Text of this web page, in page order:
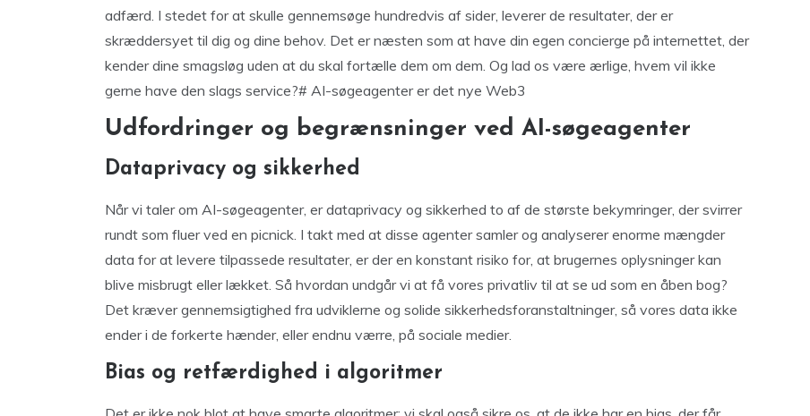
adfærd. I stedet for at skulle gennemsøge hundredvis af sider, leverer de resultater, der er
skræddersyet til dig og dine behov. Det er næsten som at have din egen concierge på internettet, der
kender dine smagsløg uden at du skal fortælle dem om dem. Og lad os være ærlige, hvem vil ikke
gerne have den slags service?# AI-søgeagenter er det nye Web3
Udfordringer og begrænsninger ved AI-søgeagenter
Dataprivacy og sikkerhed
Når vi taler om AI-søgeagenter, er dataprivacy og sikkerhed to af de største bekymringer, der svirrer
rundt som fluer ved en picnick. I takt med at disse agenter samler og analyserer enorme mængder
data for at levere tilpassede resultater, er der en konstant risiko for, at brugernes oplysninger kan
blive misbrugt eller lækket. Så hvordan undgår vi at få vores privatliv til at se ud som en åben bog?
Det kræver gennemsigtighed fra udviklerne og solide sikkerhedsforanstaltninger, så vores data ikke
ender i de forkerte hænder, eller endnu værre, på sociale medier.
Bias og retfærdighed i algoritmer